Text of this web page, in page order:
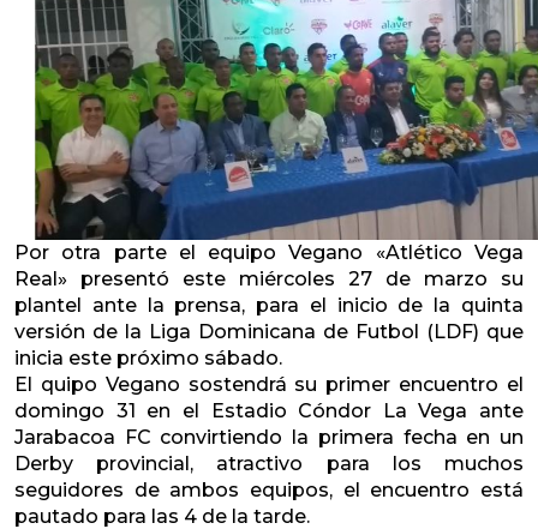
Por otra parte el equipo Vegano «Atlético Vega
Real» presentó este miércoles 27 de marzo su
plantel ante la prensa, para el inicio de la quinta
versión de la Liga Dominicana de Futbol (LDF) que
inicia este próximo sábado.
El quipo Vegano sostendrá su primer encuentro el
domingo 31 en el Estadio Cóndor La Vega ante
Jarabacoa FC convirtiendo la primera fecha en un
Derby provincial, atractivo para los muchos
seguidores de ambos equipos, el encuentro está
pautado para las 4 de la tarde.